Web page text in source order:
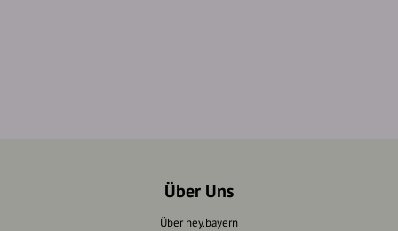
Über Uns
Über hey.bayern